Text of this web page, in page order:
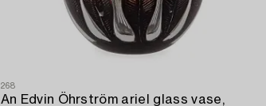
268
An Edvin Öhrström ariel glass vase,